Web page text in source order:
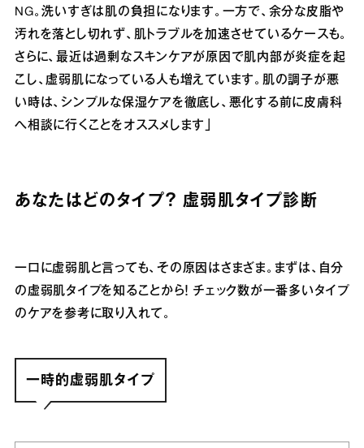
NG。洗いすぎは肌の負担になります。一方で、余分な皮脂や
汚れを落とし切れず、肌トラブルを加速させているケースも。
さらに、最近は過剰なスキンケアが原因で肌内部が炎症を起
こし、虚弱肌になっている人も増えています。肌の調子が悪
い時は、シンプルな保湿ケアを徹底し、悪化する前に皮膚科
へ相談に行くことをオススメします」
あなたはどのタイプ？ 虚弱肌タイプ診断
一口に虚弱肌と言っても、その原因はさまざま。まずは、自分
の虚弱肌タイプを知ることから！ チェック数が一番多いタイプ
のケアを参考に取り入れて。
一時的虚弱肌タイプ